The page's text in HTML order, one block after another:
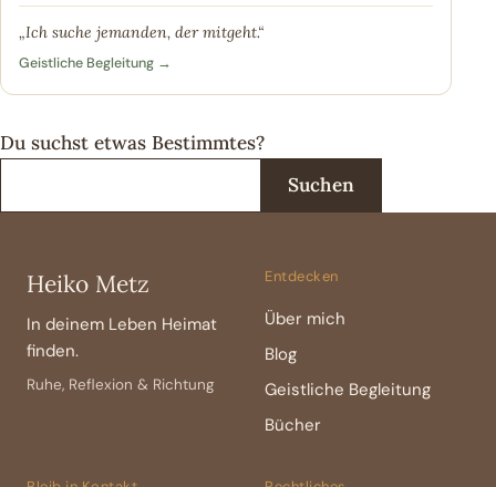
„Ich suche jemanden, der mitgeht.“
Geistliche Begleitung →
Du suchst etwas Bestimmtes?
Suchen
Heiko Metz
In deinem Leben Heimat
finden.
Ruhe, Reflexion & Richtung
Entdecken
Über mich
Blog
Geistliche Begleitung
Bücher